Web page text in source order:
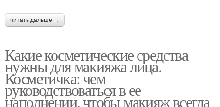
читать дальше →
Какие косметические средства
нужны для макияжа лица.
Косметичка: чем
руководствоваться в ее
наполнении, чтобы макияж всегда